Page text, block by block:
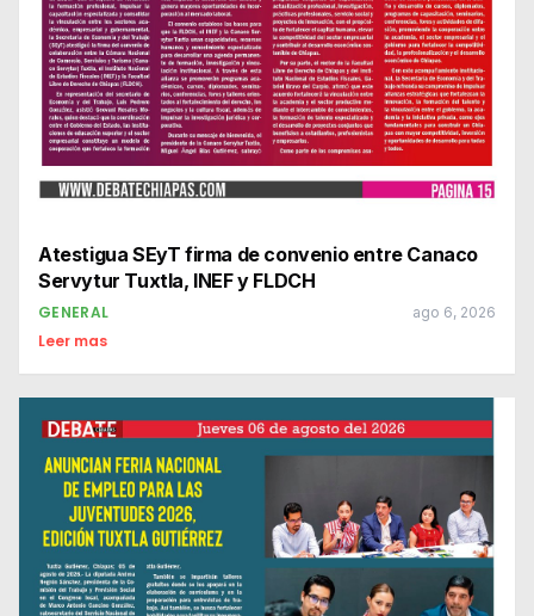
Atestigua SEyT firma de convenio entre Canaco
Servytur Tuxtla, INEF y FLDCH
GENERAL ago 6, 2026
Leer mas